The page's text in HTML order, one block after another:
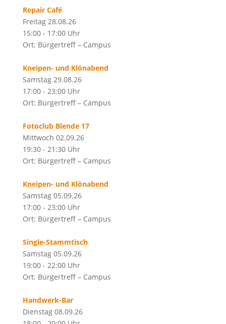
Repair Café
Freitag 28.08.26
15:00 - 17:00 Uhr
Ort: Bürgertreff – Campus
Kneipen- und Klönabend
Samstag 29.08.26
17:00 - 23:00 Uhr
Ort: Bürgertreff – Campus
Fotoclub Blende 17
Mittwoch 02.09.26
19:30 - 21:30 Uhr
Ort: Bürgertreff – Campus
Kneipen- und Klönabend
Samstag 05.09.26
17:00 - 23:00 Uhr
Ort: Bürgertreff – Campus
Single-Stammtisch
Samstag 05.09.26
19:00 - 22:00 Uhr
Ort: Bürgertreff – Campus
Handwerk-Bar
Dienstag 08.09.26